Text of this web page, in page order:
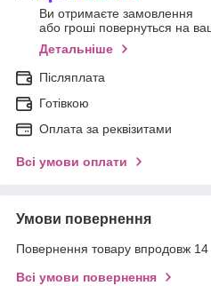
Ви отримаєте замовлення
або гроші повернуться на
Детальніше
Післяплата
Готівкою
Оплата за реквізитами
Всі умови оплати
Умови повернення
Повернення товару впродовж 14
Всі умови повернення